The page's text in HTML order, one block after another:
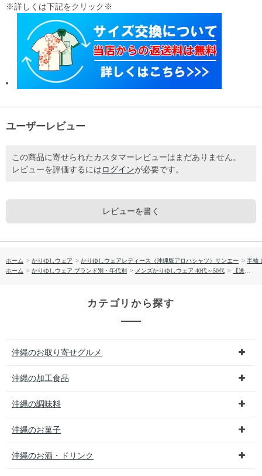
※詳しくは下記をクリック※
ユーザーレビュー
この商品に寄せられたカスタマーレビューはまだありません。
レビューを評価するには ログインが必要です。
レビューを書く
ホーム > かりゆしウェア > かりゆしウェアレディース（沖縄版アロハシャツ）サンエー > 半袖
ホーム > かりゆしウェア ブランド別・年代別 > メンズかりゆしウェア 40代～50代 > 【送料無料】やちむん葉っぱ サッカー生地 かりゆしウェアP1026-14L
カテゴリから探す
沖縄のお取り寄せグルメ
沖縄の加工食品
沖縄の調味料
沖縄のお菓子
沖縄のお酒・ドリンク